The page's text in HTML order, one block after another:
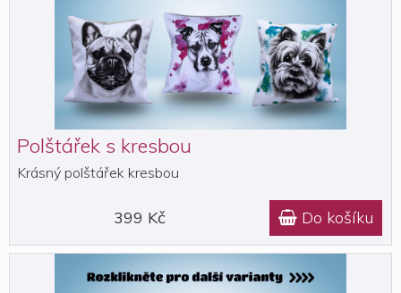
Polštářek s kresbou
Krásný polštářek kresbou
399 Kč  Do košíku